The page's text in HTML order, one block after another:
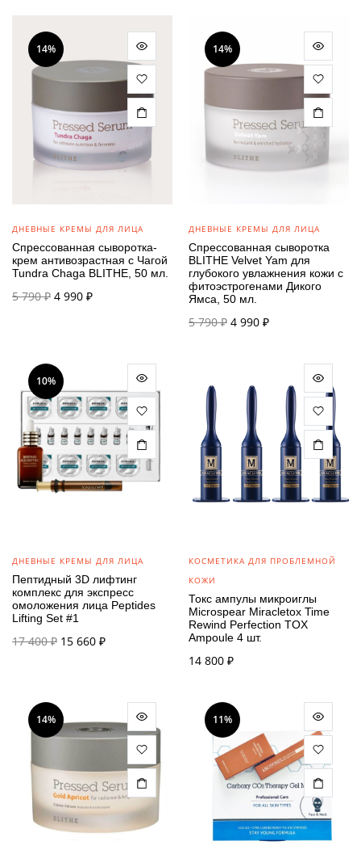
14%
ДНЕВНЫЕ КРЕМЫ ДЛЯ ЛИЦА
Спрессованная сыворотка-
крем антивозрастная с Чагой
Tundra Chaga BLITHE, 50 мл.
5 790₽ Первоначальная
4 990 ₽Текущая
14%
ДНЕВНЫЕ КРЕМЫ ДЛЯ ЛИЦА
Спрессованная сыворотка
BLITHE Velvet Yam для
глубокого увлажнения кожи с
фитоэстрогенами Дикого
Ямса, 50 мл.
5 790₽ Первоначальная
4 990 ₽Текущая
10%
ДНЕВНЫЕ КРЕМЫ ДЛЯ ЛИЦА
Пептидный 3D лифтинг
комплекс для экспресс
омоложения лица Peptides
Lifting Set #1
17 400₽ Первоначальная
15 660 ₽Текущая
КОСМЕТИКА ДЛЯ ПРОБЛЕМНОЙ
КОЖИ
Токс ампулы микроиглы
Microspear Miracletox Time
Rewind Perfection TOX
Ampoule 4 шт.
14 800 ₽
14% 11%